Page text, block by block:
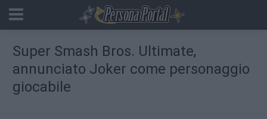
Super Smash Bros. Ultimate,
annunciato Joker come personaggio
giocabile